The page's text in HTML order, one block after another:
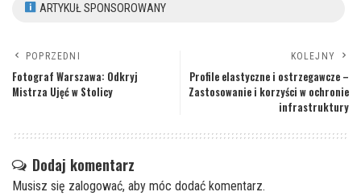
ARTYKUŁ SPONSOROWANY
POPRZEDNI
Fotograf Warszawa: Odkryj
Mistrza Ujęć w Stolicy
KOLEJNY
Profile elastyczne i ostrzegawcze –
Zastosowanie i korzyści w ochronie
infrastruktury
Dodaj komentarz
Musisz się zalogować, aby móc dodać komentarz.